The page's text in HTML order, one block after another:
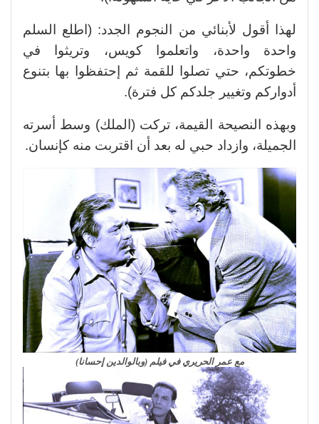
لهذا أقول لأبنائي من النجوم الجدد: (اطلع السلم
واحدة واحدة، واتعلموا كويس، وتريثوا في
خطوتكم، حتي تصلوا للقمة ثم إحتفظوا بها بتنوع
أدواركم وتغيير جلدكم كل فترة).
وبهذه النصيحة القيمة، تركت (الملك) وسط أسرته
الجميلة، وازداد حبي له بعد أن اقتربت منه كإنسان.
مع عمر الحريري في فيلم (وبالوالدين إحسانا)